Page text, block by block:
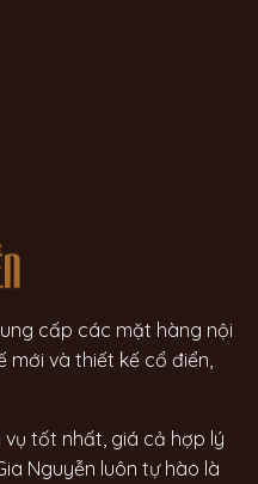
cấp các mặt hàng nội
và thiết kế cổ điển,
tốt nhất, giá cả hợp lý
Nguyễn luôn tự hào là